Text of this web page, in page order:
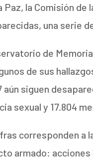
Paz, la Comisión de
una serie
de
de sus
aún siguen
sexual y 17.804
corresponden a
armado: